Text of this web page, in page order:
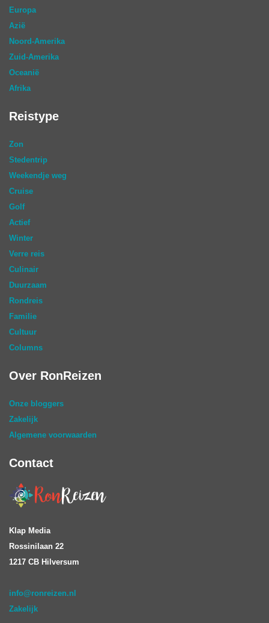
Europa
Azië
Noord-Amerika
Zuid-Amerika
Oceanië
Afrika
Reistype
Zon
Stedentrip
Weekendje weg
Cruise
Golf
Actief
Winter
Verre reis
Culinair
Duurzaam
Rondreis
Familie
Cultuur
Columns
Over RonReizen
Onze bloggers
Zakelijk
Algemene voorwaarden
Contact
Klap Media
Rossinilaan 22
1217 CB Hilversum
info@ronreizen.nl
Zakelijk